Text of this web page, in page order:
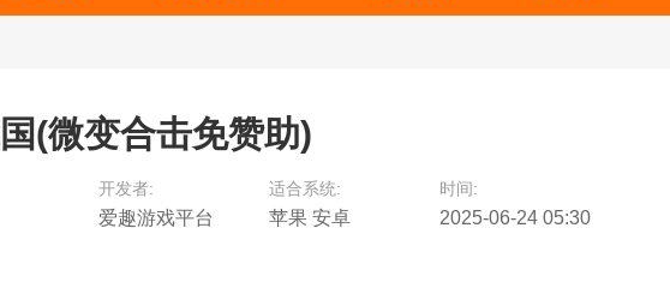
(微变合击免赞助)
开发者:
爱趣游戏平台
适合系统:
苹果 安卓
时间:
2025-06-24 05:30